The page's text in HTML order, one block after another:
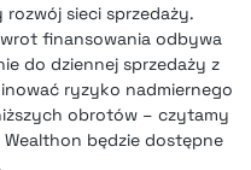
sieci sprzedaży.
finansowania odbywa
do dziennej sprzedaży z
ryzyko nadmiernego
obrotów – czytamy
Wealthon będzie dostępne